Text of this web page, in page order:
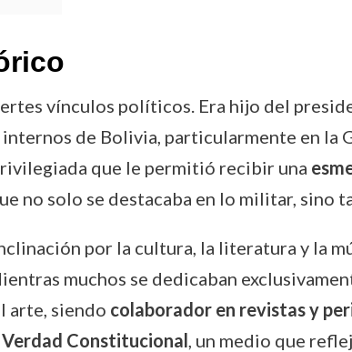
vínculos políticos. Era hijo del
de Bolivia, particularmente en la
que le permitió recibir una
no solo se destacaba en lo militar, sino
por la cultura, la literatura y la
muchos se dedicaban
arte, siendo colaborador en revistas y
Verdad Constitucional, un medio que